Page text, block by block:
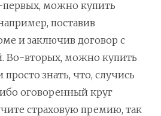
первых, можно купить
поставив
и заключив договор с
Во-вторых, можно купить
просто знать, что, случись
оговоренный круг
страховую премию, так